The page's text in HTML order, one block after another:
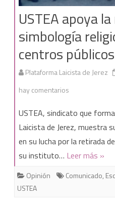
investidura
sobre
inmatriculaciones.
USTEA apoya
simbología
centros públicos
Plataforma Laicista de Jerez
hay comentarios
apoya
la
retirada
de
USTEA, sindicato que
Laicista de Jerez, muestra
en su lucha por la retirada
su instituto… Leer más »
Opinión Comunicado,
USTEA